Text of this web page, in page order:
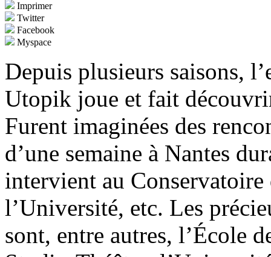
Imprimer
Twitter
Facebook
Myspace
Depuis plusieurs saisons,
Utopik joue et fait
Furent imaginées des
d’une semaine à Nantes
intervient au Conservatoire
l’Université, etc. Les
sont, entre autres, l’École